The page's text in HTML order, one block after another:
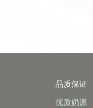
品质保证
优质奶源